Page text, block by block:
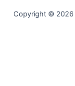
Copyright © 2026